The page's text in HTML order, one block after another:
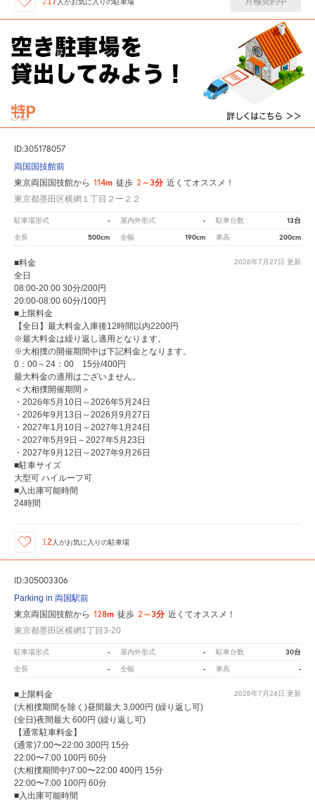
人がお気に入りの駐車場
ID:305178057
両国国技館前
東京両国国技館から 114m 徒歩 2～3分 近くてオススメ！
東京都墨田区横網１丁目２ー２２
駐車場形式 - 屋内外形式 - 駐車台数 13台
全長 500cm 全幅 190cm 車高 200cm
2026年7月27日 更新
■料金
全日
08:00-20:00 30分/200円
20:00-08:00 60分/100円
■上限料金
【全日】最大料金入庫後12時間以内2200円
※最大料金は繰り返し適用となります。
※大相撲の開催期間中は下記料金となります。
0：00～24：00 15分/400円
最大料金の適用はございません。
＜大相撲開催期間＞
・2026年5月10日～2026年5月24日
・2026年9月13日～2026月9月27日
・2027年1月10日～2027年1月24日
・2027年5月9日～2027年5月23日
・2027年9月12日～2027年9月26日
■駐車サイズ
大型可 ハイルーフ可
■入出庫可能時間
24時間
12 人がお気に入りの駐車場
ID:305003306
Parking in 両国駅前
東京両国国技館から 128m 徒歩 2～3分 近くてオススメ！
東京都墨田区横網1丁目3-20
駐車場形式 - 屋内外形式 - 駐車台数 30台
全長 - 全幅 - 車高 -
2026年7月24日 更新
■上限料金
(大相撲期間を除く)昼間最大 3,000円 (繰り返し可)
(全日)夜間最大 600円 (繰り返し可)
【通常駐車料金】
(通常)7:00〜22:00 300円 15分
22:00〜7:00 100円 60分
(大相撲期間中)7:00〜22:00 400円 15分
22:00〜7:00 100円 60分
■入出庫可能時間